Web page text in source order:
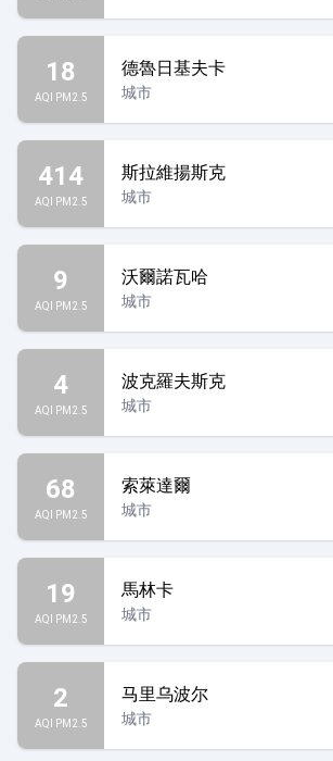
18
AQI PM2.5
德魯日基夫卡
城市
414
AQI PM2.5
斯拉維揚斯克
城市
9
AQI PM2.5
沃爾諾瓦哈
城市
4
AQI PM2.5
波克羅夫斯克
城市
68
AQI PM2.5
索萊達爾
城市
19
AQI PM2.5
馬林卡
城市
2
AQI PM2.5
马里乌波尔
城市